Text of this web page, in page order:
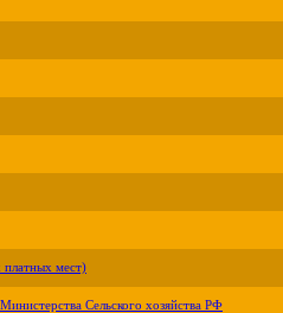
мест)
Сельского хозяйства РФ